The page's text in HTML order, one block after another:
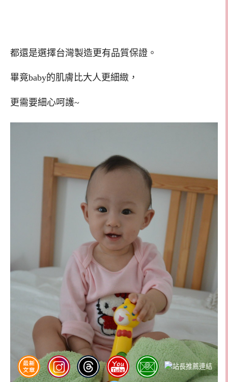
都還是選擇台灣製造更有品質保證。
畢竟baby的肌膚比大人更細緻，
更需要細心呵護~